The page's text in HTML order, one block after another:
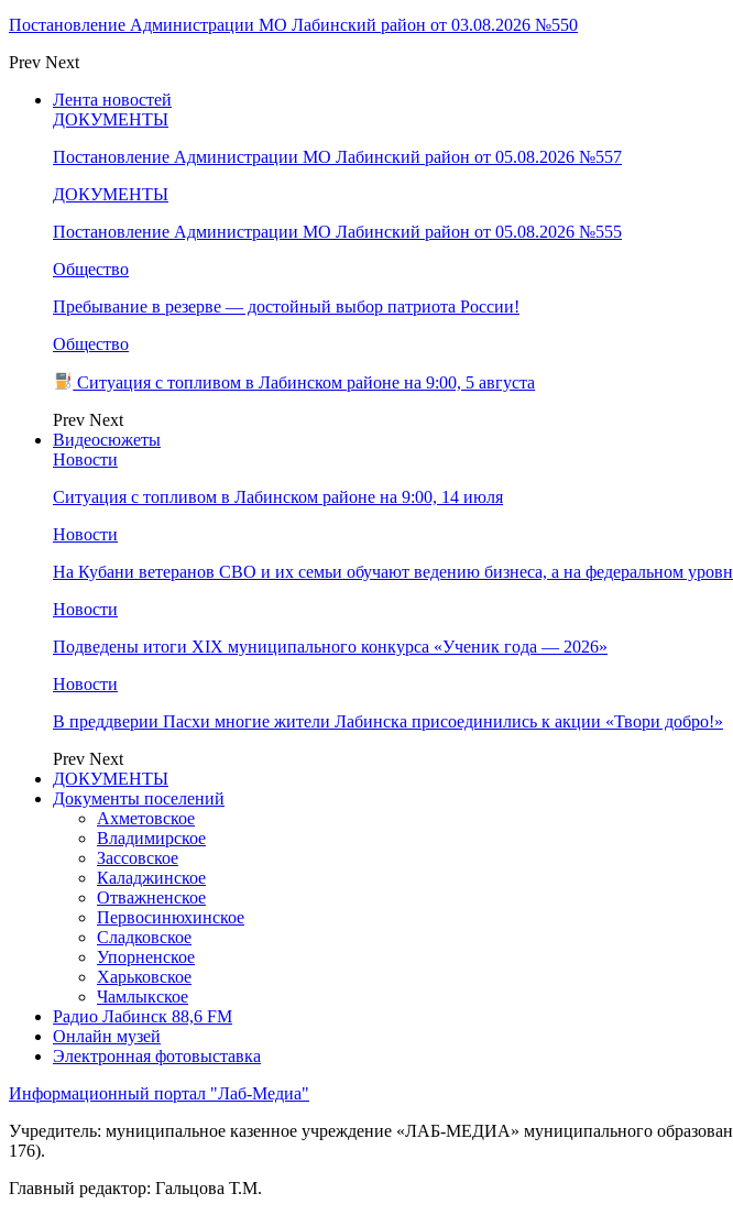
Постановление Администрации МО Лабинский район от 03.08.2026 №550
Prev Next
Лента новостей
ДОКУМЕНТЫ
Постановление Администрации МО Лабинский район от 05.08.2026 №557
ДОКУМЕНТЫ
Постановление Администрации МО Лабинский район от 05.08.2026 №555
Общество
Пребывание в резерве — достойный выбор патриота России!
Общество
Ситуация с топливом в Лабинском районе на 9:00, 5 августа
Prev Next
Видеосюжеты
Новости
Ситуация с топливом в Лабинском районе на 9:00, 14 июля
Новости
На Кубани ветеранов СВО и их семьи обучают ведению бизнеса, а на федеральном
Новости
Подведены итоги XIX муниципального конкурса «Ученик года — 2026»
Новости
В преддверии Пасхи многие жители Лабинска присоединились к акции «Твори добро!»
Prev Next
ДОКУМЕНТЫ
Документы поселений
Ахметовское
Владимирское
Зассовское
Каладжинское
Отважненское
Первосинюхинское
Сладковское
Упорненское
Харьковское
Чамлыкское
Радио Лабинск 88,6 FM
Онлайн музей
Электронная фотовыставка
Информационный портал "Лаб-Медиа"
Учредитель: муниципальное казенное учреждение «ЛАБ-МЕДИА» муниципального
176).
Главный редактор: Гальцова Т.М.